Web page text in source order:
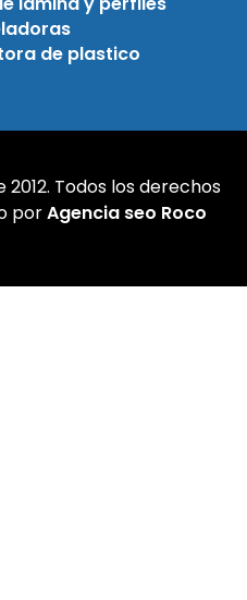
de plastico
Todos los derechos
porAgencia seo Roco